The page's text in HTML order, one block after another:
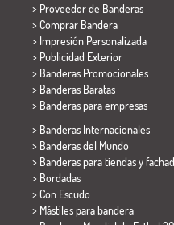
> Proveedor de Banderas
> Comprar Bandera
> Impresión Personalizada
> Publicidad Exterior
> Banderas Promocionales
> Banderas Baratas
> Banderas para empresas
> Banderas Internacionales
> Banderas del Mundo
> Banderas para tiendas y
> Bordadas
> Con Escudo
> Mástiles para bandera